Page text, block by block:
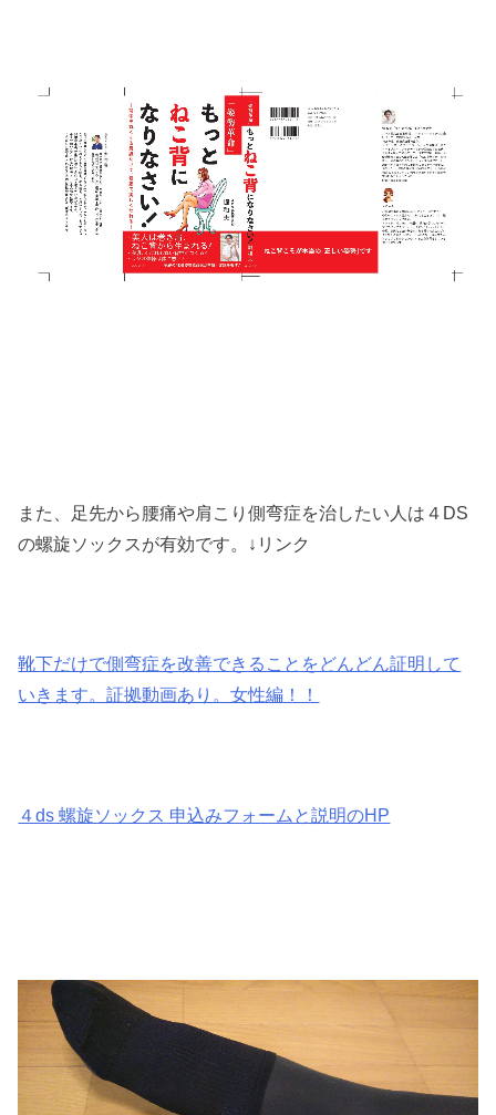
また、足先から腰痛や肩こり側弯症を治したい人は４DS
の螺旋ソックスが有効です。↓リンク
靴下だけで側弯症を改善できることをどんどん証明して
いきます。証拠動画あり。女性編！！
４ds 螺旋ソックス 申込みフォームと説明のHP